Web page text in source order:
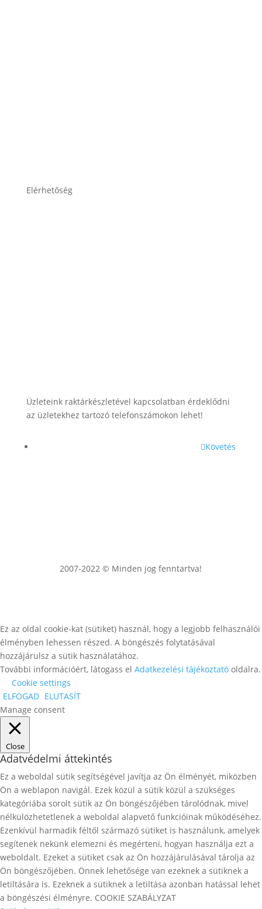
Elérhetőség
Üzleteink raktárkészletével kapcsolatban érdeklődni
az üzletekhez tartozó telefonszámokon lehet!
Követés
2007-2022 © Minden jog fenntartva!
Ez az oldal cookie-kat (sütiket) használ, hogy a legjobb felhasználói
élményben lehessen részed. A böngészés folytatásával
hozzájárulsz a sütik használatához.
További információért, látogass el Adatkezelési tájékoztató oldalra.
Cookie settings
ELFOGAD ELUTASÍT
Manage consent
Close
Adatvédelmi áttekintés
Ez a weboldal sütik segítségével javítja az Ön élményét, miközben
Ön a weblapon navigál. Ezek közül a sütik közül a szükséges
kategóriába sorolt ​​sütik az Ön böngészőjében tárolódnak, mivel
nélkülözhetetlenek a weboldal alapvető funkcióinak működéséhez.
Ezenkívül harmadik féltől származó sütiket is használunk, amelyek
segítenek nekünk elemezni és megérteni, hogyan használja ezt a
weboldalt. Ezeket a sütiket csak az Ön hozzájárulásával tárolja az
Ön böngészőjében. Önnek lehetősége van ezeknek a sütiknek a
letiltására is. Ezeknek a sütiknek a letiltása azonban hatással lehet
a böngészési élményre. COOKIE SZABÁLYZAT